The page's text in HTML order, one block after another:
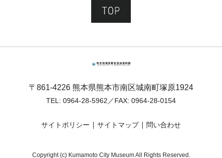
〒861-4226 熊本県熊本市南区城南町塚原1924
TEL: 0964-28-5962 ／FAX: 0964-28-0154
サイトポリシー サイトマップ 問い合わせ
Copyright (c) Kumamoto City Museum All Rights Reserved.